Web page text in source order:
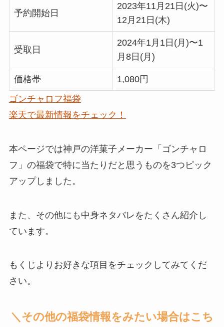
予約開始日
2023年11月21日(火)〜
12月21日(木)
受取日
2024年1月1日(月)〜1
月8日(月)
価格帯
1,080円
ゴンチャロフ福袋
楽天で最新情報をチェック！
本ページでは神戸の洋菓子メーカー「ゴンチャロ
フ」の福袋で特に当たりだと思うものを3つピック
アップしました。
また、その他にも 中身ネタバレをたくさん紹介 し
ています。
もくじよりお好きな項目をチェックしてみてくだ
さい。
＼その他の福袋情報をみたい場合はこち